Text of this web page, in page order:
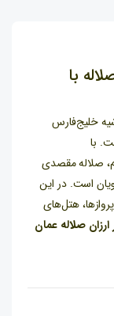
با
خلیج‌فارس
با
صلاله مقصدی
است. در این
هتل‌های
ارزان صلاله عمان